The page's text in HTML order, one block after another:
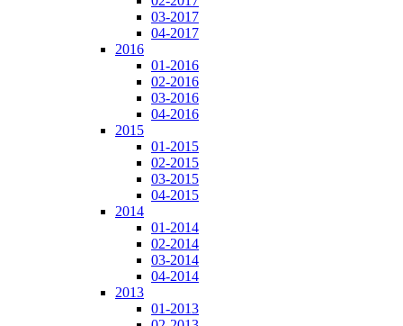
03-2017
04-2017
2016
01-2016
02-2016
03-2016
04-2016
2015
01-2015
02-2015
03-2015
04-2015
2014
01-2014
02-2014
03-2014
04-2014
2013
01-2013